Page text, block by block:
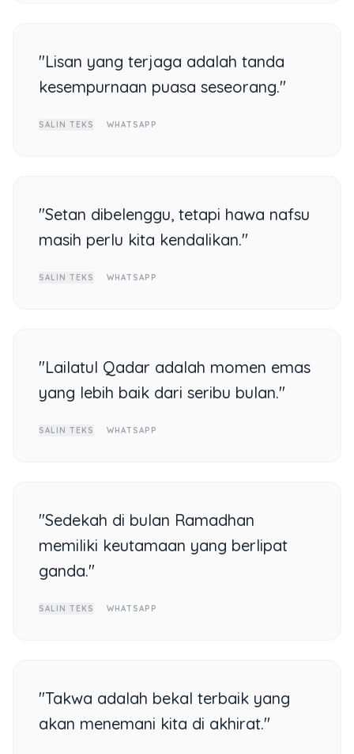
"Lisan yang terjaga adalah tanda
kesempurnaan puasa seseorang."
SALIN TEKS WHATSAPP
"Setan dibelenggu, tetapi hawa nafsu
masih perlu kita kendalikan."
SALIN TEKS WHATSAPP
"Lailatul Qadar adalah momen emas
yang lebih baik dari seribu bulan."
SALIN TEKS WHATSAPP
"Sedekah di bulan Ramadhan
memiliki keutamaan yang berlipat
ganda."
SALIN TEKS WHATSAPP
"Takwa adalah bekal terbaik yang
akan menemani kita di akhirat."